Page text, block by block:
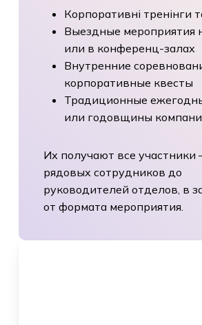
Корпоративні тренінги
Выездные мероприятия
или в конференц-залах
Внутренние
корпоративные квесты
Традиционные
или годовщины
Их получают все участники
рядовых сотрудников до
руководителей отделов, в
от формата мероприятия.